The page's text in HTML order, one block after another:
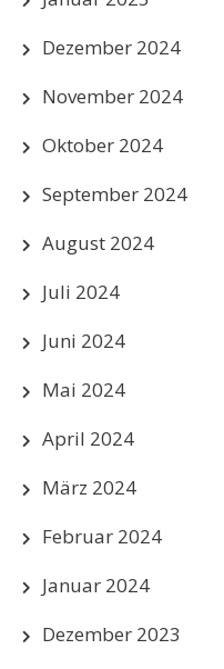
Dezember 2024
November 2024
Oktober 2024
September 2024
August 2024
Juli 2024
Juni 2024
Mai 2024
April 2024
März 2024
Februar 2024
Januar 2024
Dezember 2023